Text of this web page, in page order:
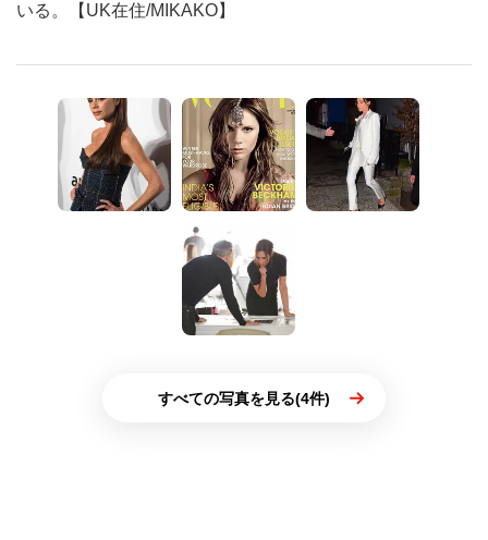
いる。【UK在住/MIKAKO】
すべての写真を見る(4件)